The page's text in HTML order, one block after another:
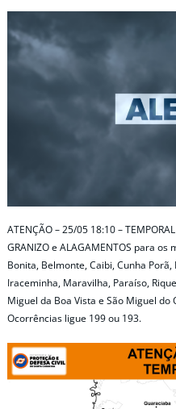
ATENÇÃO – 25/05 18:10 –
GRANIZO e ALAGAMENTOS para
Bonita, Belmonte, Caibi, Cunha
Iraceminha, Maravilha, Paraíso,
Miguel da Boa Vista e São Miguel
Ocorrências ligue 199 ou 193.